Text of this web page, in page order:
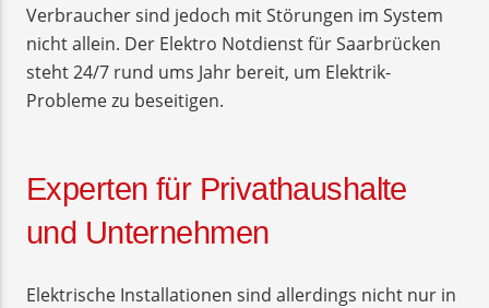
Verbraucher sind jedoch mit Störungen im System
nicht allein. Der Elektro Notdienst für Saarbrücken
steht 24/7 rund ums Jahr bereit, um Elektrik-
Probleme zu beseitigen.
Experten für Privathaushalte
und Unternehmen
Elektrische Installationen sind allerdings nicht nur in